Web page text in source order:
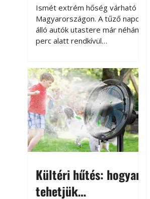
megóvhatjuk
autónkat a nyári
károktól
Ismét extrém hőség várható
Magyarországon. A tűző napon
álló autók utastere már néhány
perc alatt rendkívül
megközelítheti. Ez nemcsak a
beszállást teszi kellemetlenné,
hanem az autó állapotára és a
benne hagyott tárgyakra is
káros hatással lehet. Néhány
egyszerű óvintézkedéssel
azonban jelentősen
csökkenthetjük a hőség káros
Kültéri hűtés: hogyan
tehetjük